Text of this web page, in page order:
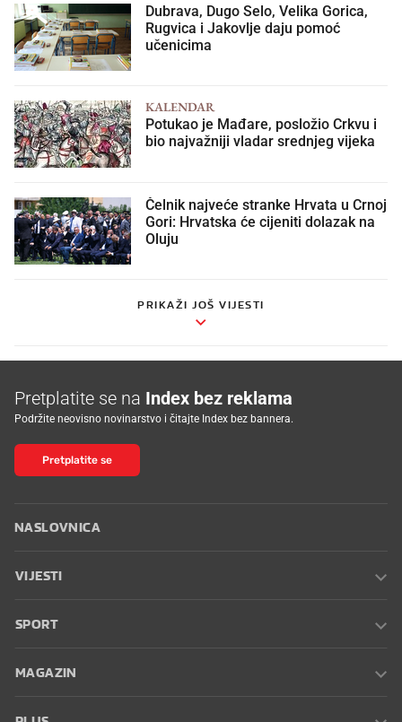
Dubrava, Dugo Selo, Velika Gorica,
Rugvica i Jakovlje daju pomoć
učenicima
KALENDAR
Potukao je Mađare, posložio Crkvu i
bio najvažniji vladar srednjeg vijeka
Čelnik najveće stranke Hrvata u Crnoj
Gori: Hrvatska će cijeniti dolazak na
Oluju
PRIKAŽI JOŠ VIJESTI
Pretplatite se na Index bez reklama
Podržite neovisno novinarstvo i čitajte Index bez bannera.
Pretplatite se
NASLOVNICA
VIJESTI
SPORT
MAGAZIN